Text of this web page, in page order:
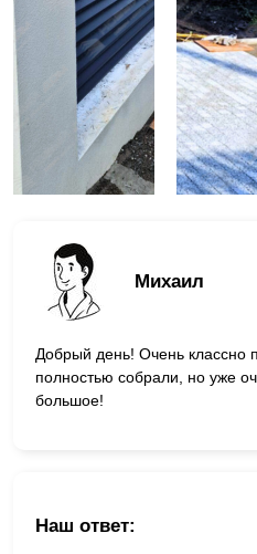
Михаил
Добрый день! Очень классно
полностью собрали, но уже
большое!
Наш ответ: